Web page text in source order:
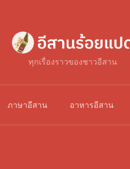
ทุกเรื่องราวของชาวอีสาน
ภาษาอีสาน อาหารอีสาน